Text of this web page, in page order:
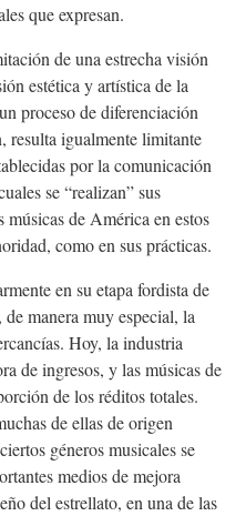
que expresan.
de una estrecha visión
estética y artística de la
proceso de diferenciación
resulta igualmente limitante
por la comunicación
se “realizan” sus
de América en estos
como en sus prácticas.
en su etapa fordista de
manera muy especial, la
Hoy, la industria
de ingresos, y las músicas de
de los réditos totales.
de ellas de origen
géneros musicales se
medios de mejora
del estrellato, en una de las